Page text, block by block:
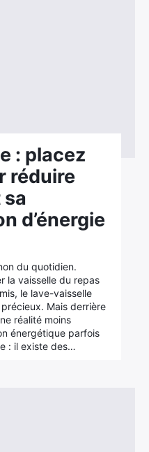
: placez
réduire
d’énergie
du quotidien.
la vaisselle du repas
le lave-vaisselle
Mais derrière
réalité moins
énergétique parfois
: il existe des…